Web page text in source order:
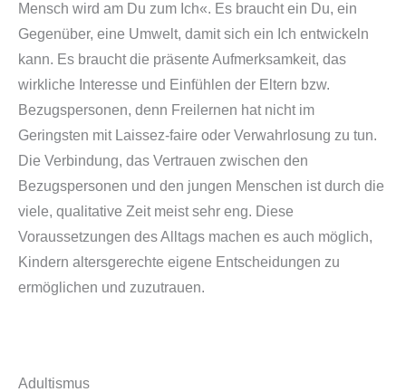
Mensch wird am Du zum Ich«. Es braucht ein Du, ein
Gegenüber, eine Umwelt, damit sich ein Ich entwickeln
kann. Es braucht die präsente Aufmerksamkeit, das
wirkliche Interesse und Einfühlen der Eltern bzw.
Bezugspersonen, denn Freilernen hat nicht im
Geringsten mit Laissez-faire oder Verwahrlosung zu tun.
Die Verbindung, das Vertrauen zwischen den
Bezugspersonen und den jungen Menschen ist durch die
viele, qualitative Zeit meist sehr eng. Diese
Voraussetzungen des Alltags machen es auch möglich,
Kindern altersgerechte eigene Entscheidungen zu
ermöglichen und zuzutrauen.
Adultismus